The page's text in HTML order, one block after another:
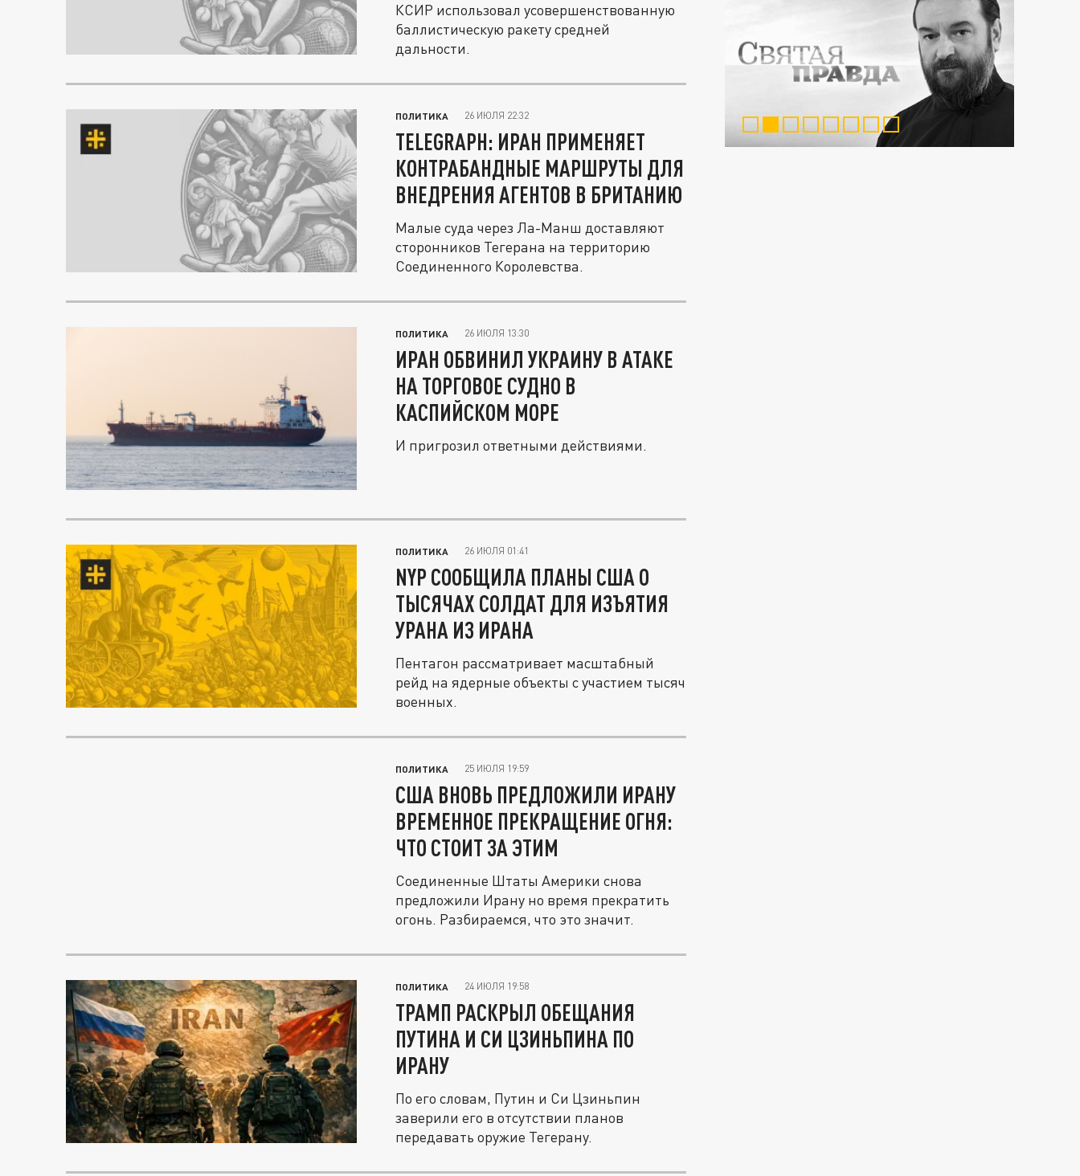
КСИР использовал усовершенствованную
баллистическую ракету средней
дальности.
ПОЛИТИКА 26 ИЮЛЯ 22:32
TELEGRAPH: ИРАН ПРИМЕНЯЕТ
КОНТРАБАНДНЫЕ МАРШРУТЫ ДЛЯ
ВНЕДРЕНИЯ АГЕНТОВ В БРИТАНИЮ
Малые суда через Ла-Манш доставляют
сторонников Тегерана на территорию
Соединенного Королевства.
ПОЛИТИКА 26 ИЮЛЯ 13:30
ИРАН ОБВИНИЛ УКРАИНУ В АТАКЕ
НА ТОРГОВОЕ СУДНО В
КАСПИЙСКОМ МОРЕ
И пригрозил ответными действиями.
ПОЛИТИКА 26 ИЮЛЯ 01:41
NYP СООБЩИЛА ПЛАНЫ США О
ТЫСЯЧАХ СОЛДАТ ДЛЯ ИЗЪЯТИЯ
УРАНА ИЗ ИРАНА
Пентагон рассматривает масштабный
рейд на ядерные объекты с участием тысяч
военных.
ПОЛИТИКА 25 ИЮЛЯ 19:59
США ВНОВЬ ПРЕДЛОЖИЛИ ИРАНУ
ВРЕМЕННОЕ ПРЕКРАЩЕНИЕ ОГНЯ:
ЧТО СТОИТ ЗА ЭТИМ
Соединенные Штаты Америки снова
предложили Ирану но время прекратить
огонь. Разбираемся, что это значит.
ПОЛИТИКА 24 ИЮЛЯ 19:58
ТРАМП РАСКРЫЛ ОБЕЩАНИЯ
ПУТИНА И СИ ЦЗИНЬПИНА ПО
ИРАНУ
По его словам, Путин и Си Цзиньпин
заверили его в отсутствии планов
передавать оружие Тегерану.